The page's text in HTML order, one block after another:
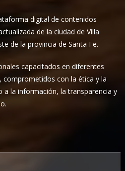
digital de contenidos
de la ciudad de Villa
de la provincia de Santa Fe.
capacitados en diferentes
comprometidos con la ética y la
a la información, la transparencia y